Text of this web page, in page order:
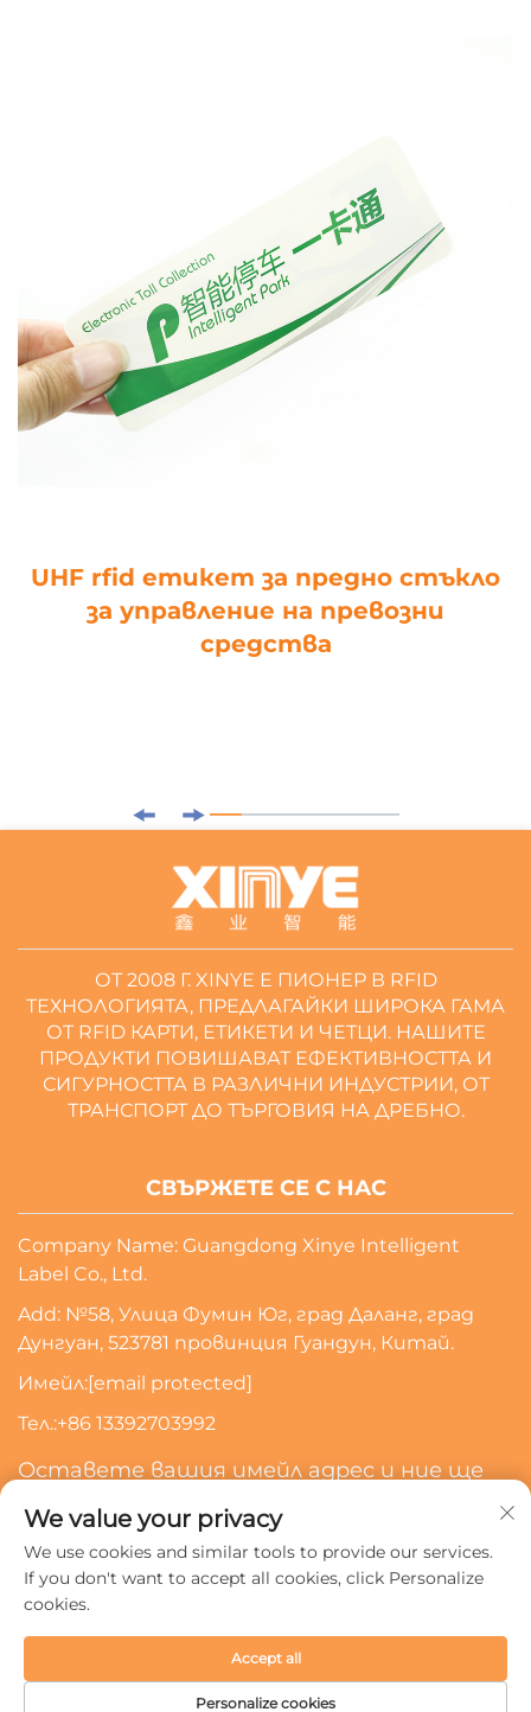
UHF rfid етикет за предно стъкло
за управление на превозни
средства
ОТ 2008 Г. XINYE Е ПИОНЕР В RFID
ТЕХНОЛОГИЯТА, ПРЕДЛАГАЙКИ ШИРОКА ГАМА
ОТ RFID КАРТИ, ЕТИКЕТИ И ЧЕТЦИ. НАШИТЕ
ПРОДУКТИ ПОВИШАВАТ ЕФЕКТИВНОСТТА И
СИГУРНОСТТА В РАЗЛИЧНИ ИНДУСТРИИ, ОТ
ТРАНСПОРТ ДО ТЪРГОВИЯ НА ДРЕБНО.
СВЪРЖЕТЕ СЕ С НАС
Company Name: Guangdong Xinye Intelligent
Label Co., Ltd.
Add: №58, Улица Фумин Юг, град Даланг, град
Дунгуан, 523781 провинция Гуандун, Китай.
Имейл:[email protected]
Тел.:+86 13392703992
Оставете вашия имейл адрес и ние ще
Абонирайте Се
Политика за поверителност
We value your privacy
We use cookies and similar tools to provide our services.
If you don't want to accept all cookies, click Personalize
cookies.
Personalize cookies
Accept all